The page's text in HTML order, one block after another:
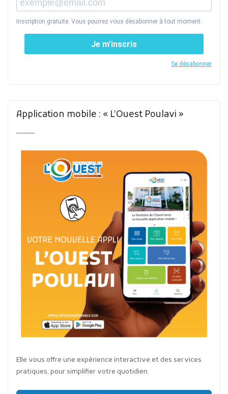
Inscription gratuite. Vous pourrez vous désabonner à tout moment.
Je m’inscris
Se désabonner
Application mobile : « L’Ouest Poulavi »
Elle vous offre une expérience interactive et des services
pratiques, pour simplifier votre quotidien.